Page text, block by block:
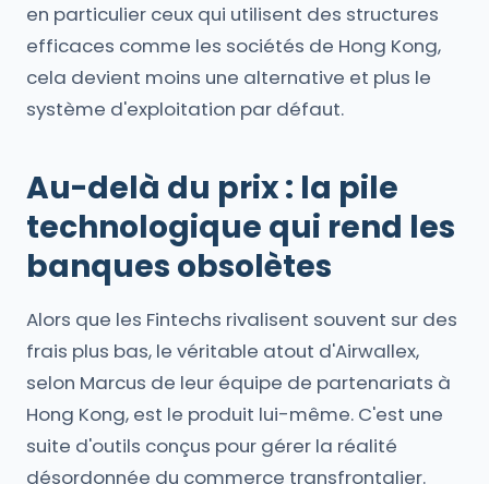
en particulier ceux qui utilisent des structures
efficaces comme les sociétés de Hong Kong,
cela devient moins une alternative et plus le
système d'exploitation par défaut.
Au-delà du prix : la pile
technologique qui rend les
banques obsolètes
Alors que les Fintechs rivalisent souvent sur des
frais plus bas, le véritable atout d'Airwallex,
selon Marcus de leur équipe de partenariats à
Hong Kong, est le produit lui-même. C'est une
suite d'outils conçus pour gérer la réalité
désordonnée du commerce transfrontalier.